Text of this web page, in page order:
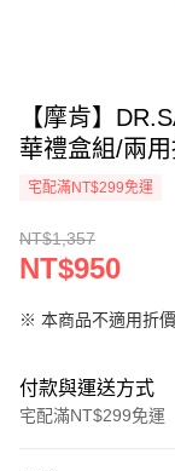
【摩肯】
華禮盒組/兩
宅配滿NT$299免運
NT$1,357
NT$950
※ 本商品不適用折
付款與運送方式
宅配滿NT$299免運